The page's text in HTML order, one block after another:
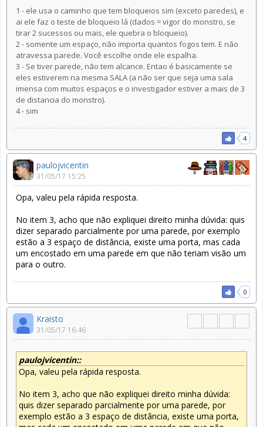
1 - ele usa o caminho que tem bloqueios sim (exceto paredes), e
ai ele faz o teste de bloqueio lá (dados = vigor do monstro, se
tirar 2 sucessos ou mais, ele quebra o bloqueio).
2 - somente um espaço, não importa quantos fogos tem. E não
atravessa parede. Você escolhe onde ele espalha.
3 - Se tiver parede, não tem alcance. Entao é basicamente se
eles estiverem na mesma SALA (a não ser que seja uma sala
imensa com muitos espaços e o investigador estiver a mais de 3
de distancia do monstro).
4 - sim
4
paulojvicentin
31/05/17 15:25
Opa, valeu pela rápida resposta.
No item 3, acho que não expliquei direito minha dúvida: quis
dizer separado parcialmente por uma parede, por exemplo
estão a 3 espaço de distância, existe uma porta, mas cada
um encostado em uma parede em que não teriam visão um
para o outro.
0
Kraisto
31/05/17 16:46
paulojvicentin::
Opa, valeu pela rápida resposta.
No item 3, acho que não expliquei direito minha dúvida:
quis dizer separado parcialmente por uma parede, por
exemplo estão a 3 espaço de distância, existe uma porta,